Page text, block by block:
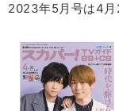
2023年5月号は4月